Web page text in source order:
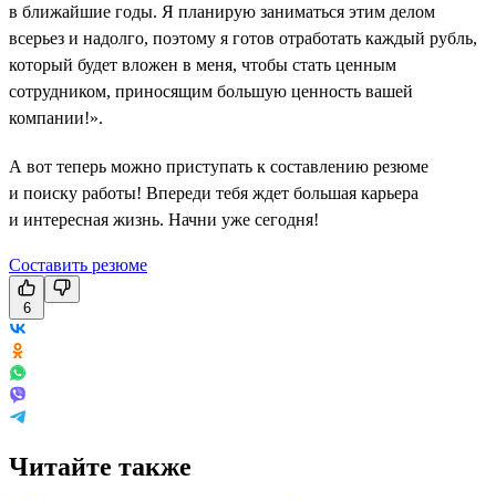
в ближайшие годы. Я планирую заниматься этим делом
всерьез и надолго, поэтому я готов отработать каждый рубль,
который будет вложен в меня, чтобы стать ценным
сотрудником, приносящим большую ценность вашей
компании!».
А вот теперь можно приступать к составлению резюме
и поиску работы! Впереди тебя ждет большая карьера
и интересная жизнь. Начни уже сегодня!
Составить резюме
6
Читайте также